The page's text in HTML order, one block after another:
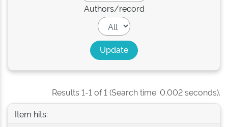
Authors/record
Results 1-1 of 1 (Search time: 0.002 seconds).
Item hits: